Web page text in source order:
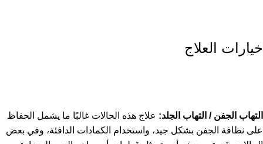
خيارات العلاج
التهاب الجفن / التهاب الجلد: علاج هذه الحالات غالبًا ما يشمل الحفاظ
على نظافة الجفن بشكل جيد، واستخدام الكمادات الدافئة، وفي بعض